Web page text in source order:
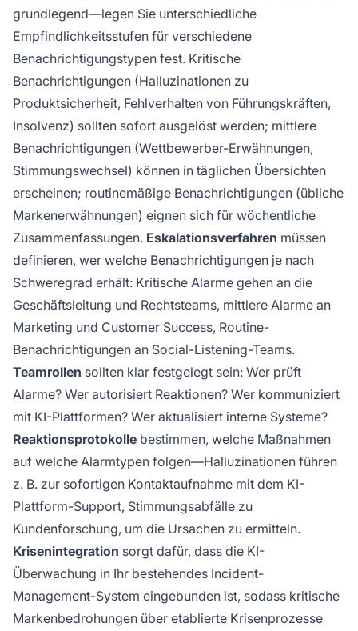
grundlegend—legen Sie unterschiedliche
Empfindlichkeitsstufen für verschiedene
Benachrichtigungstypen fest. Kritische
Benachrichtigungen (Halluzinationen zu
Produktsicherheit, Fehlverhalten von Führungskräften,
Insolvenz) sollten sofort ausgelöst werden; mittlere
Benachrichtigungen (Wettbewerber-Erwähnungen,
Stimmungswechsel) können in täglichen Übersichten
erscheinen; routinemäßige Benachrichtigungen (übliche
Markenerwähnungen) eignen sich für wöchentliche
Zusammenfassungen. Eskalationsverfahren müssen
definieren, wer welche Benachrichtigungen je nach
Schweregrad erhält: Kritische Alarme gehen an die
Geschäftsleitung und Rechtsteams, mittlere Alarme an
Marketing und Customer Success, Routine-
Benachrichtigungen an Social-Listening-Teams.
Teamrollen sollten klar festgelegt sein: Wer prüft
Alarme? Wer autorisiert Reaktionen? Wer kommuniziert
mit KI-Plattformen? Wer aktualisiert interne Systeme?
Reaktionsprotokolle bestimmen, welche Maßnahmen
auf welche Alarmtypen folgen—Halluzinationen führen
z. B. zur sofortigen Kontaktaufnahme mit dem KI-
Plattform-Support, Stimmungsabfälle zu
Kundenforschung, um die Ursachen zu ermitteln.
Krisenintegration sorgt dafür, dass die KI-
Überwachung in Ihr bestehendes Incident-
Management-System eingebunden ist, sodass kritische
Markenbedrohungen über etablierte Krisenprozesse